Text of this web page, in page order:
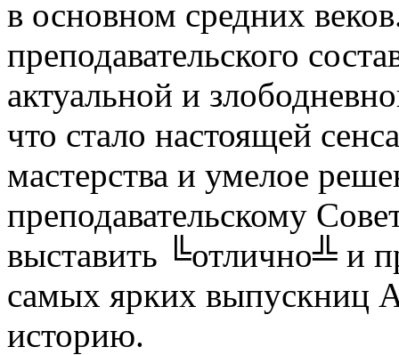
в основном средних
преподавательского
актуальной и
что стало настоящей
мастерства и умелое
преподавательскому
выставить ╚отлично╩ и
самых ярких выпускниц
историю.